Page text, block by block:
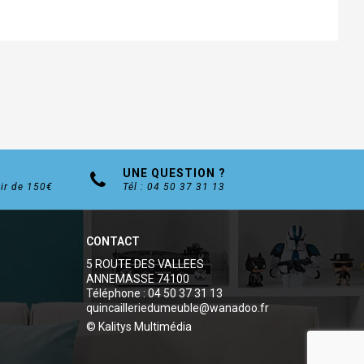
de 150€
UNE QUESTION ?
Tél : 04 50 37 31 13
CONTACT
5 ROUTE DES VALLEES
ANNEMASSE 74100
Téléphone : 04 50 37 31 13
quincailleriedumeuble@wanadoo.fr
© Kalitys Multimédia